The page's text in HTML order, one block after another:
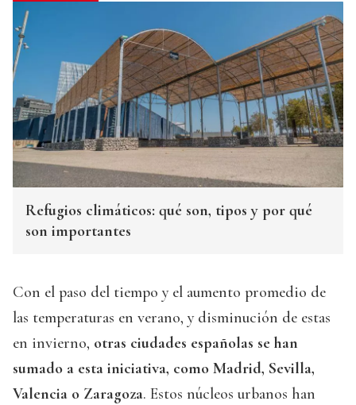
Refugios climáticos: qué son, tipos y por qué
son importantes
Con el paso del tiempo y el aumento promedio de
las temperaturas en verano, y disminución de estas
en invierno, otras ciudades españolas se han
sumado a esta iniciativa, como Madrid, Sevilla,
Valencia o Zaragoza. Estos núcleos urbanos han